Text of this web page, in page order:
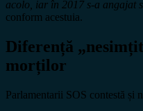
acolo, iar în 2017 s-a angajat
conform acestuia.
Diferență
morților
Parlamentarii SOS contestă și